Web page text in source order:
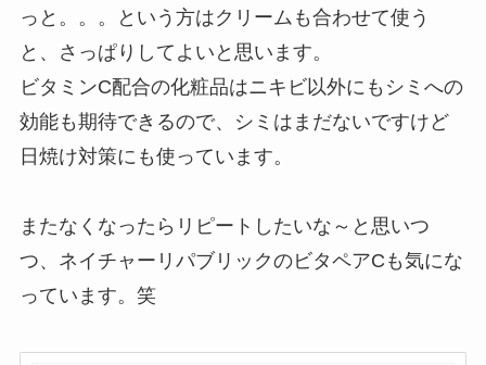
っと。。。という方はクリームも合わせて使う
と、さっぱりしてよいと思います。
ビタミンC配合の化粧品はニキビ以外にもシミへの
効能も期待できるので、シミはまだないですけど
日焼け対策にも使っています。
またなくなったらリピートしたいな～と思いつ
つ、ネイチャーリパブリックのビタペアCも気にな
っています。笑